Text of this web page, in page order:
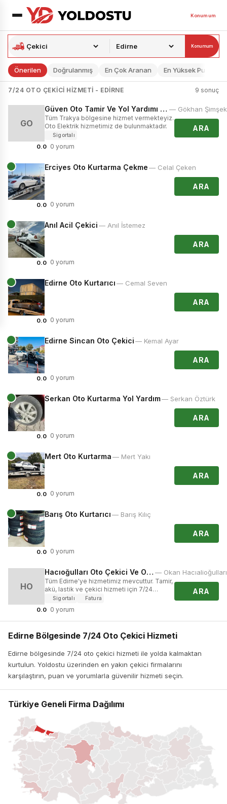
Konumum
Konumum
Önerilen Doğrulanmış En Çok Aranan En Yüksek Puan
7/24 OTO ÇEKICI HIZMETI - EDIRNE 9 sonuç
GO
0.0
Güven Oto Tamir Ve Yol Yardımı Hizmetleri — Gökhan Şimşek
Tüm Trakya bölgesine hizmet vermekteyiz.
Oto Elektrik hizmetimiz de bulunmaktadır.
Sigortalı
0 yorum
ARA
0.0
Erciyes Oto Kurtarma Çekme— Celal Çeken
0 yorum
ARA
0.0
Anıl Acil Çekici— Anıl İstemez
0 yorum
ARA
0.0
Edirne Oto Kurtarıcı— Cemal Seven
0 yorum
ARA
0.0
Edirne Sincan Oto Çekici— Kemal Ayar
0 yorum
ARA
0.0
Serkan Oto Kurtarma Yol Yardım— Serkan Öztürk
0 yorum
ARA
0.0
Mert Oto Kurtarma— Mert Yakı
0 yorum
ARA
0.0
Barış Oto Kurtarıcı— Barış Kılıç
0 yorum
ARA
HO
0.0
Hacıoğulları Oto Çekici Ve Oto Servis — Okan Hacıalioğulları
Tüm Edirne'ye hizmetimiz mevcuttur. Tamir,
akü, lastik ve çekici hizmeti için 7/24
ulaşabilirsiniz.
Sigortalı Fatura
0 yorum
ARA
Edirne Bölgesinde 7/24 Oto Çekici Hizmeti
Edirne bölgesinde 7/24 oto çekici hizmeti ile yolda kalmaktan
kurtulun. Yoldostu üzerinden en yakın çekici firmalarını
karşılaştırın, puan ve yorumlarla güvenilir hizmeti seçin.
Türkiye Geneli Firma Dağılımı